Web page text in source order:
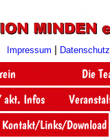
Impressum | Datenschutz